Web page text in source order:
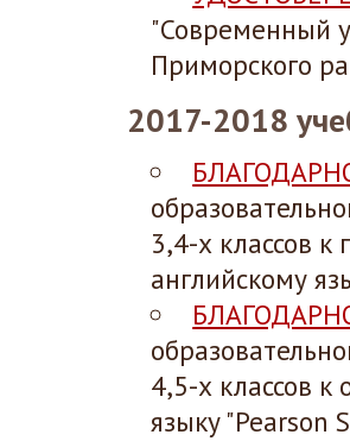
"Современный
Приморского
2017-2018
3,4-х классов к
английскому
4,5-х классов к
языку "Pearson